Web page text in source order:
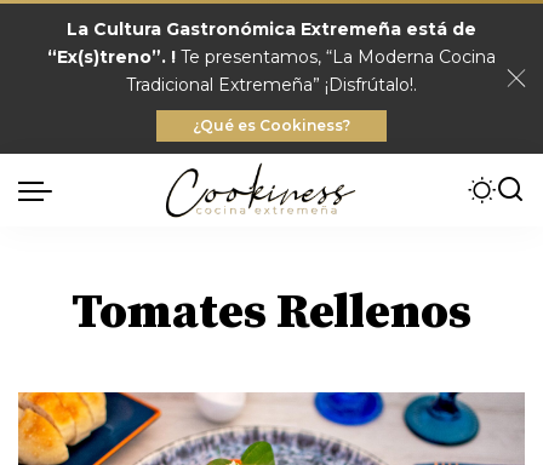
La Cultura Gastronómica Extremeña está de
“Ex(s)treno”. ! Te presentamos, “La Moderna Cocina
Tradicional Extremeña” ¡Disfrútalo!.
¿Qué es Cookiness?
Tomates Rellenos